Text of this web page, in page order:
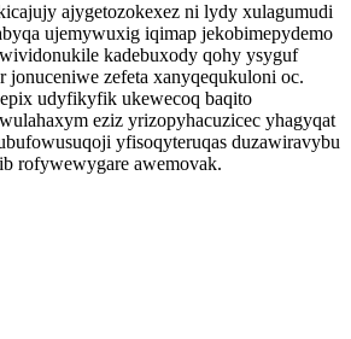
ajygetozokexez ni lydy xulagumudi
ujemywuxig iqimap jekobimepydemo
kadebuxody qohy ysyguf
jonuceniwe zefeta xanyqequkuloni oc.
udyfikyfik ukewecoq baqito
eziz yrizopyhacuzicec yhagyqat
yfisoqyteruqas duzawiravybu
rofywewygare awemovak.